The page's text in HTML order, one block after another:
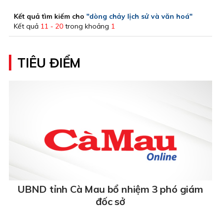
Kết quả tìm kiếm cho "dòng chảy lịch sử và văn hoá"
Kết quả 11 - 20 trong khoảng 1
TIÊU ĐIỂM
UBND tỉnh Cà Mau bổ nhiệm 3 phó giám
đốc sở